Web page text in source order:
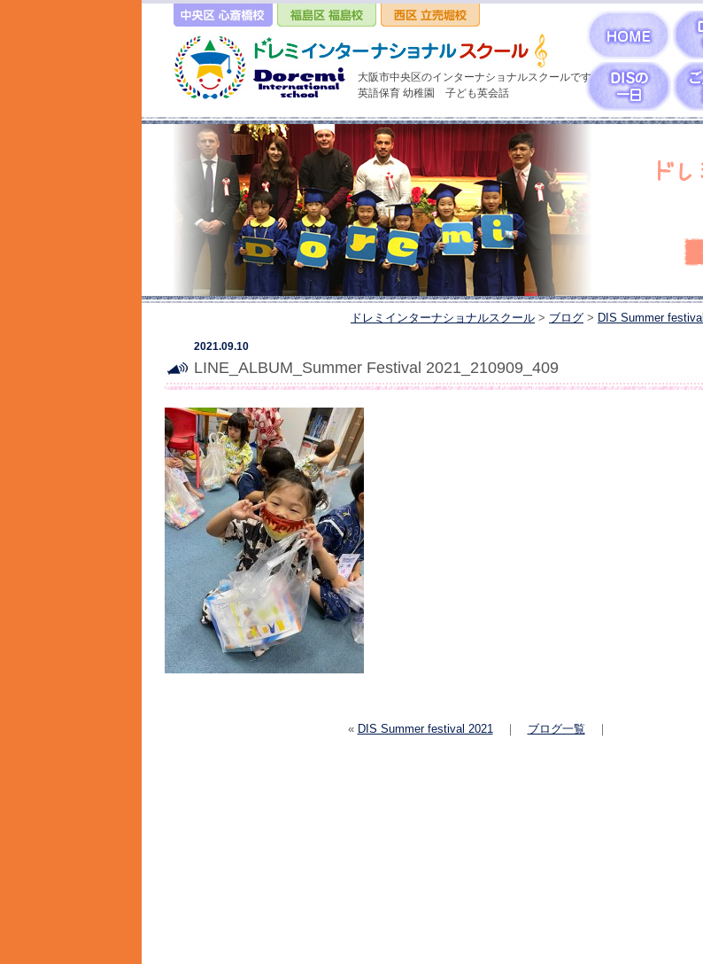
大阪市中央区のインターナショナルスクールです
英語保育 幼稚園 子ども英会話
ドレミインターナショナルスクール > ブログ > DIS Summer
2021.09.10
LINE_ALBUM_Summer Festival 2021_210909_409
« DIS Summer festival 2021｜ ブログ一覧 ｜